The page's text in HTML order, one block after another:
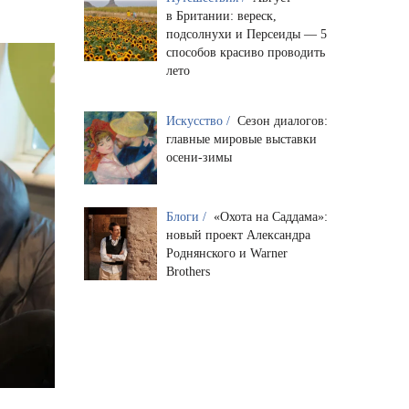
в Британии: вереск,
подсолнухи и Персеиды — 5
способов красиво проводить
лето
Искусство / Сезон диалогов:
главные мировые выставки
осени-зимы
Блоги / «Охота на Саддама»:
новый проект Александра
Роднянского и Warner
Brothers